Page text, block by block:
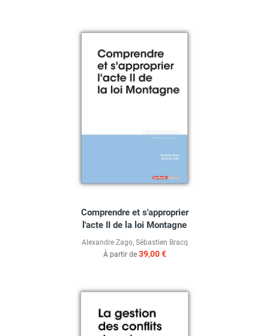
Comprendre et s'approprier
l'acte II de la loi Montagne
Alexandre Zago, Sébastien Bracq
À partir de 39,00 €